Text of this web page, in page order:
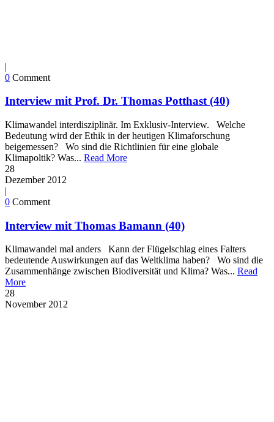
|
0 Comment
Interview mit Prof. Dr. Thomas Potthast (40)
Klimawandel interdisziplinär. Im Exklusiv-Interview. Welche
Bedeutung wird der Ethik in der heutigen Klimaforschung
beigemessen? Wo sind die Richtlinien für eine globale
Klimapoltik? Was... Read More
28
Dezember 2012
|
0 Comment
Interview mit Thomas Bamann (40)
Klimawandel mal anders Kann der Flügelschlag eines Falters
bedeutende Auswirkungen auf das Weltklima haben? Wo sind die
Zusammenhänge zwischen Biodiversität und Klima? Was... Read
More
28
November 2012